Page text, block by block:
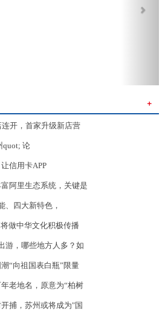
＋
开，首家升级新店营
quot; 论
信用卡APP
阿里生态系统，关键是
、四大新特色，
做中华文化积极传播
游，哪些地方人多？如
“向祖国表白瓶”限量
老地名，原意为“柏树
捕，苏州或将成为"国